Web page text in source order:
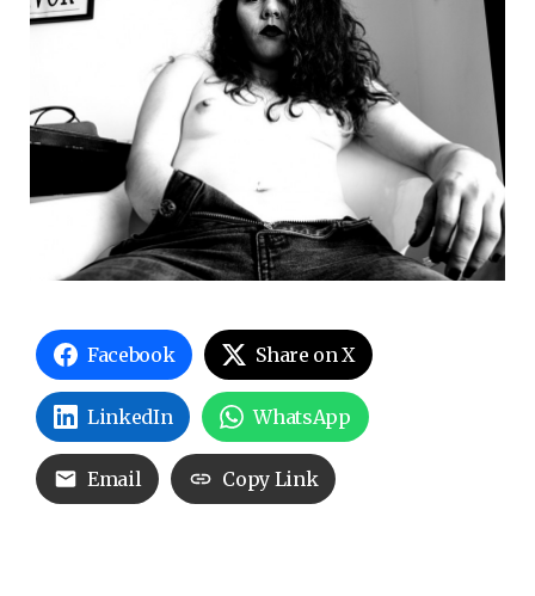
Facebook Share on X
LinkedIn WhatsApp
Email Copy Link